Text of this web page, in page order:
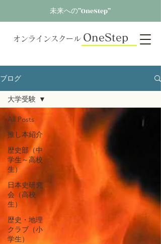
未来への”OneStep”
オンラインスクール OneStep
ブログ
All Posts
推し本紹介
歴史部（中
学生～高校
生）
日本史研究
会（高校
生）
歴史・地理
クラブ（小
学生）
大学受験